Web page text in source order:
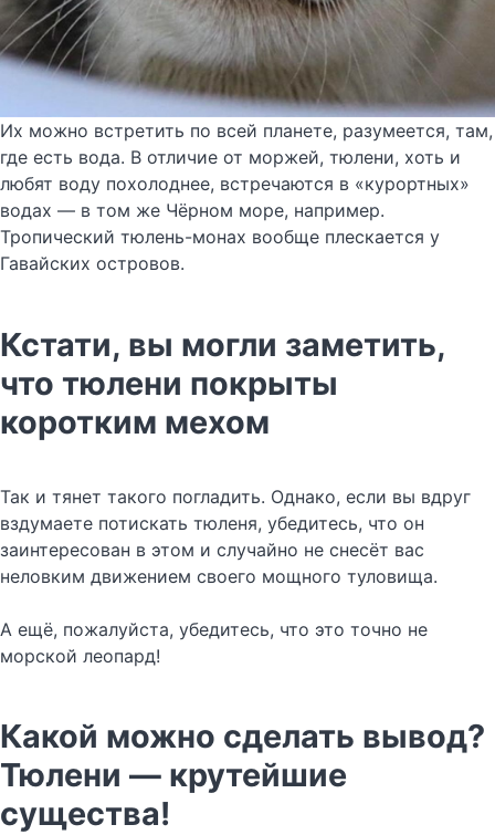
Их можно встретить по всей планете, разумеется, там,
где есть вода. В отличие от моржей, тюлени, хоть и
любят воду похолоднее, встречаются в «курортных»
водах — в том же Чёрном море, например.
Тропический тюлень-монах вообще плескается у
Гавайских островов.
Кстати, вы могли заметить,
что тюлени покрыты
коротким мехом
Так и тянет такого погладить. Однако, если вы вдруг
вздумаете потискать тюленя, убедитесь, что он
заинтересован в этом и случайно не снесёт вас
неловким движением своего мощного туловища.
А ещё, пожалуйста, убедитесь, что это точно не
морской леопард!
Какой можно сделать вывод?
Тюлени — крутейшие
существа!